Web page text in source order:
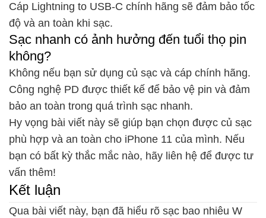
Cáp Lightning to USB-C chính hãng sẽ đảm bảo tốc
độ và an toàn khi sạc.
Sạc nhanh có ảnh hưởng đến tuổi thọ pin
không?
Không nếu bạn sử dụng củ sạc và cáp chính hãng.
Công nghệ PD được thiết kế để bảo vệ pin và đảm
bảo an toàn trong quá trình sạc nhanh.
Hy vọng bài viết này sẽ giúp bạn chọn được củ sạc
phù hợp và an toàn cho iPhone 11 của mình. Nếu
bạn có bất kỳ thắc mắc nào, hãy liên hệ để được tư
vấn thêm!
Kết luận
Qua bài viết này, bạn đã hiểu rõ sạc bao nhiêu W